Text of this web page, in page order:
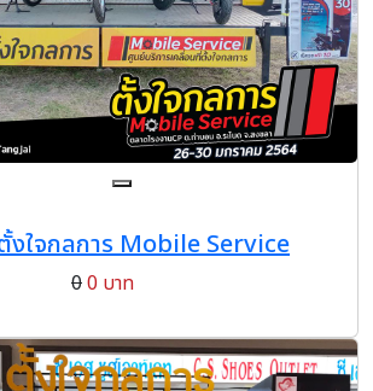
งใจกลการ Mobile Service
00 บาท